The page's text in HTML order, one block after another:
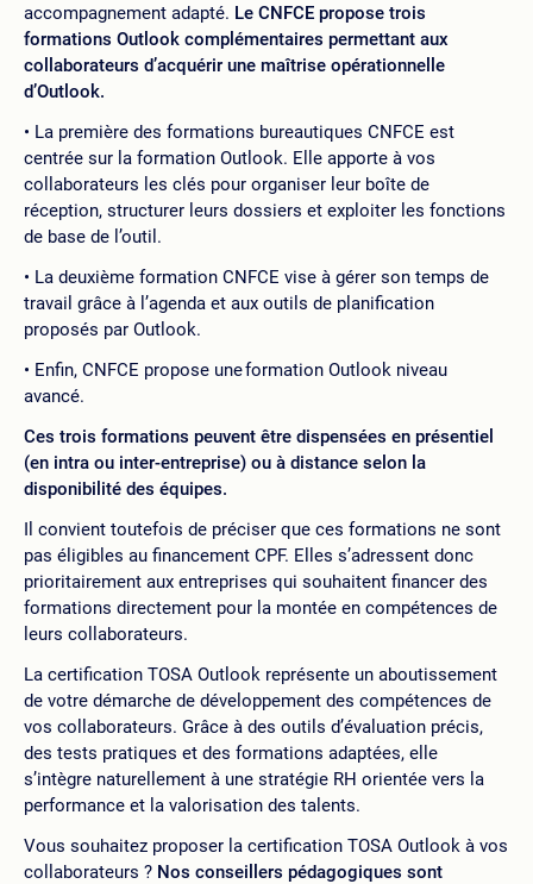
accompagnement adapté. Le CNFCE propose trois
formations Outlook complémentaires permettant aux
collaborateurs d’acquérir une maîtrise opérationnelle
d’Outlook.
La première des formations bureautiques CNFCE est
centrée sur la formation Outlook. Elle apporte à vos
collaborateurs les clés pour organiser leur boîte de
réception, structurer leurs dossiers et exploiter les fonctions
de base de l’outil.
La deuxième formation CNFCE vise à gérer son temps de
travail grâce à l’agenda et aux outils de planification
proposés par Outlook.
Enfin, CNFCE propose une formation Outlook niveau
avancé.
Ces trois formations peuvent être dispensées en présentiel
(en intra ou inter-entreprise) ou à distance selon la
disponibilité des équipes.
Il convient toutefois de préciser que ces formations ne sont
pas éligibles au financement CPF. Elles s’adressent donc
prioritairement aux entreprises qui souhaitent financer des
formations directement pour la montée en compétences de
leurs collaborateurs.
La certification TOSA Outlook représente un aboutissement
de votre démarche de développement des compétences de
vos collaborateurs. Grâce à des outils d’évaluation précis,
des tests pratiques et des formations adaptées, elle
s’intègre naturellement à une stratégie RH orientée vers la
performance et la valorisation des talents.
Vous souhaitez proposer la certification TOSA Outlook à vos
collaborateurs ? Nos conseillers pédagogiques sont